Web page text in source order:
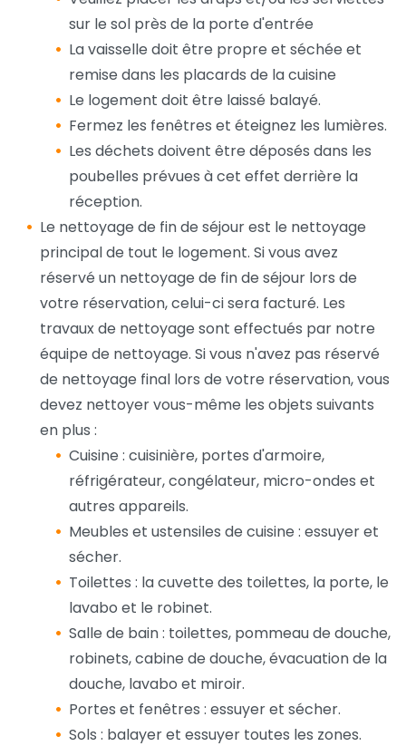
sur le sol près de la porte d'entrée
La vaisselle doit être propre et séchée et
remise dans les placards de la cuisine
Le logement doit être laissé balayé.
Fermez les fenêtres et éteignez les lumières.
Les déchets doivent être déposés dans les
poubelles prévues à cet effet derrière la
réception.
Le nettoyage de fin de séjour est le nettoyage
principal de tout le logement. Si vous avez
réservé un nettoyage de fin de séjour lors de
votre réservation, celui-ci sera facturé. Les
travaux de nettoyage sont effectués par notre
équipe de nettoyage. Si vous n'avez pas réservé
de nettoyage final lors de votre réservation, vous
devez nettoyer vous-même les objets suivants
en plus :
Cuisine : cuisinière, portes d'armoire,
réfrigérateur, congélateur, micro-ondes et
autres appareils.
Meubles et ustensiles de cuisine : essuyer et
sécher.
Toilettes : la cuvette des toilettes, la porte, le
lavabo et le robinet.
Salle de bain : toilettes, pommeau de douche,
robinets, cabine de douche, évacuation de la
douche, lavabo et miroir.
Portes et fenêtres : essuyer et sécher.
Sols : balayer et essuyer toutes les zones.